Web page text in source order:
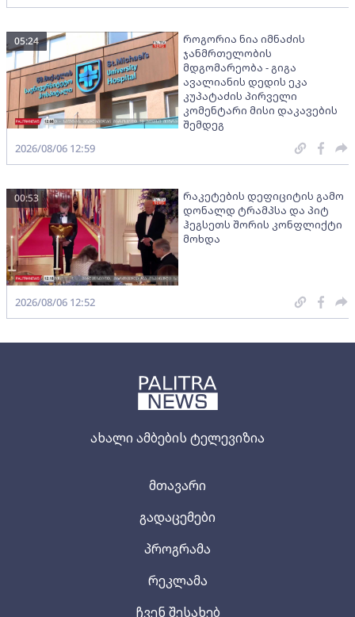
ახალი ამბების ტელევიზია
მთავარი
გადაცემები
პროგრამა
რეკლამა
ჩვენ შესახებ
როგორია ნია იმნაძის
ჯანმრთელობის
მდგომარეობა - გიგა
ავალიანის დედის ეკა
კუპატაძის პირველი
კომენტარი მისი დაკავების
შემდეგ
05:24
2026/08/06 12:59
რაკეტების დეფიციტის გამო
დონალდ ტრამპსა და პიტ
ჰეგსეთს შორის კონფლიქტი
მოხდა
00:53
2026/08/06 12:52